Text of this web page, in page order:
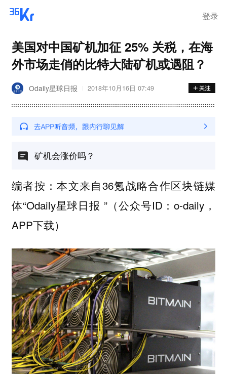
登录
美国对中国矿机加征 25% 关税，在海
外市场走俏的比特大陆矿机或遇阻？
Odaily星球日报 2018年10月16日 07:49
矿机会涨价吗？
编者按：本文来自36氪战略合作区块链媒
体“Odaily星球日报 ”（公众号ID：o-daily，
APP下载）